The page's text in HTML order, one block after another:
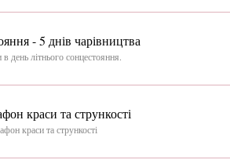
- 5 днів чарівництва
день літнього сонцестояння.
краси та стрункості
краси та стрункості